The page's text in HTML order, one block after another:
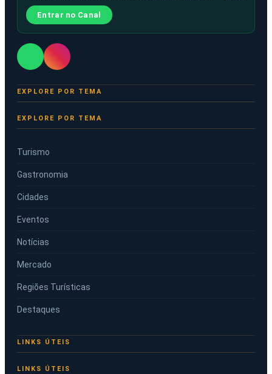
Entrar no Canal
EXPLORE POR TEMA
Turismo
Gastronomia
Cidades
Eventos
Notícias
Mercado
Regiões Turísticas
Destaques
LINKS ÚTEIS